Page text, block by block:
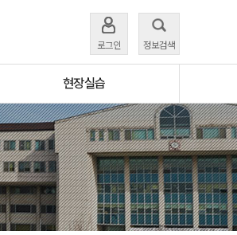
로그인 정보검색
현장실습